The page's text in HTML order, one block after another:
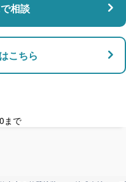
相談
こちら
まで